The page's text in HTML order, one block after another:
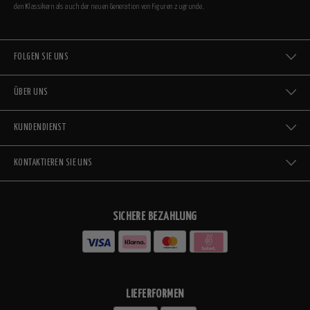
den Klassikern als auch der neuen Generation von Figuren zugrunde.
FOLGEN SIE UNS
ÜBER UNS
KUNDENDIENST
KONTAKTIEREN SIE UNS
SICHERE BEZAHLUNG
LIEFERFORMEN